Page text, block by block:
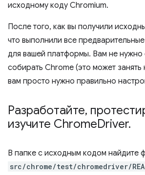
исходному коду Chromium.
После того, как вы получили
что выполнили все
для вашей платформы. Вам не нужно
собирать Chrome (это может занять
вам просто нужно правильно
Разработайте,
изучите ChromeDriver.
В папке с исходным кодом найдите
src/chrome/test/chromedriver/